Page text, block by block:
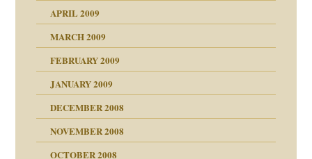
APRIL 2009
MARCH 2009
FEBRUARY 2009
JANUARY 2009
DECEMBER 2008
NOVEMBER 2008
OCTOBER 2008